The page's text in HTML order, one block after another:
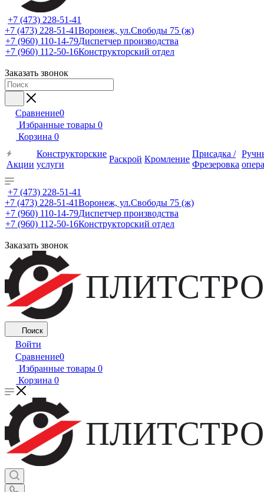
+7 (473) 228-51-41
+7 (473) 228-51-41Воронеж, ул.Свободы 75 (ж)
+7 (960) 110-14-79Диспетчер производства
+7 (960) 112-50-16Конструкторский отдел
Заказать звонок
Сравнение0
Избранные товары 0
Корзина 0
Акции
Конструкторские
услуги
Раскрой Кромление
Присадка /
Фрезеровка
+7 (473) 228-51-41
+7 (473) 228-51-41Воронеж, ул.Свободы 75 (ж)
+7 (960) 110-14-79Диспетчер производства
+7 (960) 112-50-16Конструкторский отдел
Заказать звонок
Поиск
Войти
Сравнение0
Избранные товары 0
Корзина 0